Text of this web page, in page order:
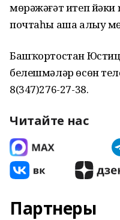
мөрәжәғәт итеп
почтаһы аша алыу
Башҡортостан
белешмәләр өсөн
8(347)276-27-38.
Читайте нас
Партнеры